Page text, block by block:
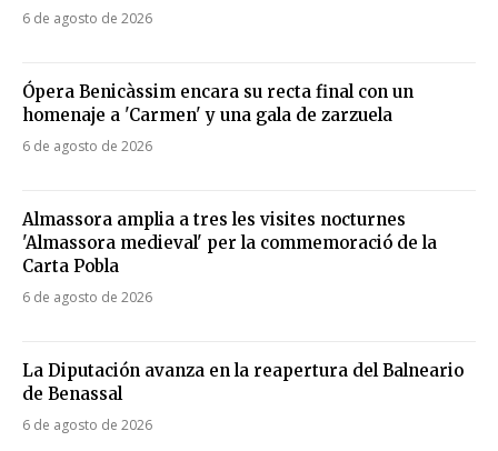
6 de agosto de 2026
Ópera Benicàssim encara su recta final con un
homenaje a 'Carmen' y una gala de zarzuela
6 de agosto de 2026
Almassora amplia a tres les visites nocturnes
'Almassora medieval' per la commemoració de la
Carta Pobla
6 de agosto de 2026
La Diputación avanza en la reapertura del Balneario
de Benassal
6 de agosto de 2026